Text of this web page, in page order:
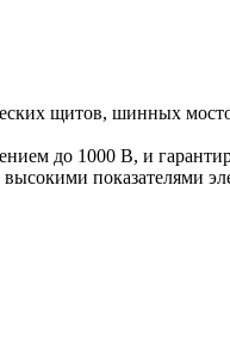
щитов, шинных
до 1000 В, и
показателями